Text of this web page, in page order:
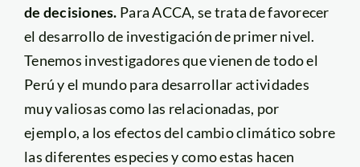
de decisiones. Para ACCA, se trata de favorecer
el desarrollo de investigación de primer nivel.
Tenemos investigadores que vienen de todo el
Perú y el mundo para desarrollar actividades
muy valiosas como las relacionadas, por
ejemplo, a los efectos del cambio climático sobre
las diferentes especies y como estas hacen